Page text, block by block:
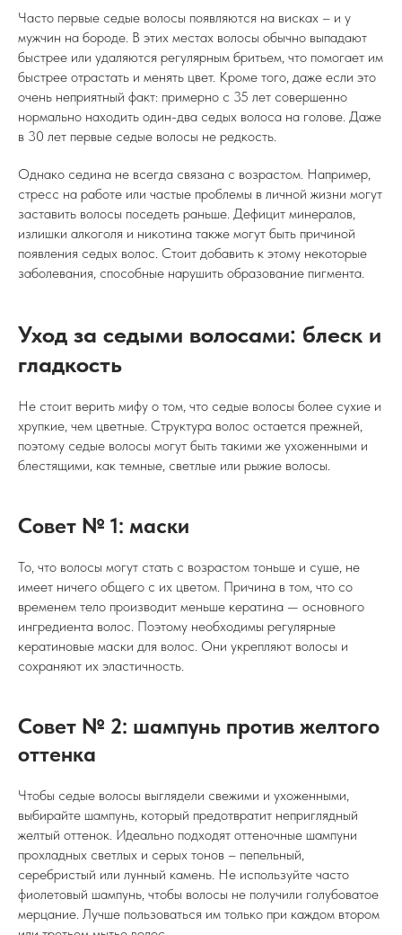
Часто первые седые волосы появляются на висках – и у
мужчин на бороде. В этих местах волосы обычно выпадают
быстрее или удаляются регулярным бритьем, что помогает им
быстрее отрастать и менять цвет. Кроме того, даже если это
очень неприятный факт: примерно с 35 лет совершенно
нормально находить один-два седых волоса на голове. Даже
в 30 лет первые седые волосы не редкость.
Однако седина не всегда связана с возрастом. Например,
стресс на работе или частые проблемы в личной жизни могут
заставить волосы поседеть раньше. Дефицит минералов,
излишки алкоголя и никотина также могут быть причиной
появления седых волос. Стоит добавить к этому некоторые
заболевания, способные нарушить образование пигмента.
Уход за седыми волосами: блеск и
гладкость
Не стоит верить мифу о том, что седые волосы более сухие и
хрупкие, чем цветные. Структура волос остается прежней,
поэтому седые волосы могут быть такими же ухоженными и
блестящими, как темные, светлые или рыжие волосы.
Совет № 1: маски
То, что волосы могут стать с возрастом тоньше и суше, не
имеет ничего общего с их цветом. Причина в том, что со
временем тело производит меньше кератина — основного
ингредиента волос. Поэтому необходимы регулярные
кератиновые маски для волос. Они укрепляют волосы и
сохраняют их эластичность.
Совет № 2: шампунь против желтого
оттенка
Чтобы седые волосы выглядели свежими и ухоженными,
выбирайте шампунь, который предотвратит неприглядный
желтый оттенок. Идеально подходят оттеночные шампуни
прохладных светлых и серых тонов – пепельный,
серебристый или лунный камень. Не используйте часто
фиолетовый шампунь, чтобы волосы не получили голубоватое
мерцание. Лучше пользоваться им только при каждом втором